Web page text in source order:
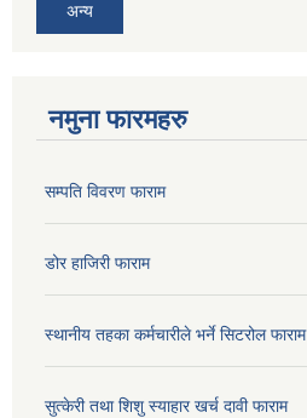
अन्य
नमुना फारमहरु
सम्पति विवरण फाराम
डोर हाजिरी फाराम
स्थानीय तहका कर्मचारीले भर्ने सिटरोल फाराम
सुत्केरी तथा शिशु स्याहार खर्च दावी फाराम